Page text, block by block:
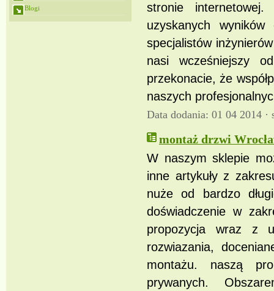
Blogi
stronie
uzyskanych
specjalistów
nasi wcześniejszy
przekonacie, że
naszych
Data dodania: 01 04 2014 ·
montaż drzwi
W naszym sklepie
inne artykuły z
nuże od bardzo
doświadczenie w
propozycja wraz z
rozwiazania,
montażu. naszą
prywanych.